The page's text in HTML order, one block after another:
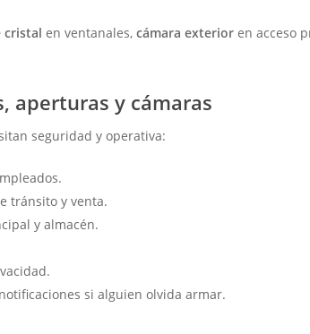
cristal en ventanales,cámara exterior en acceso
aperturas y cámaras
seguridad y operativa:
tránsito y venta.
y almacén.
si alguien olvida armar.